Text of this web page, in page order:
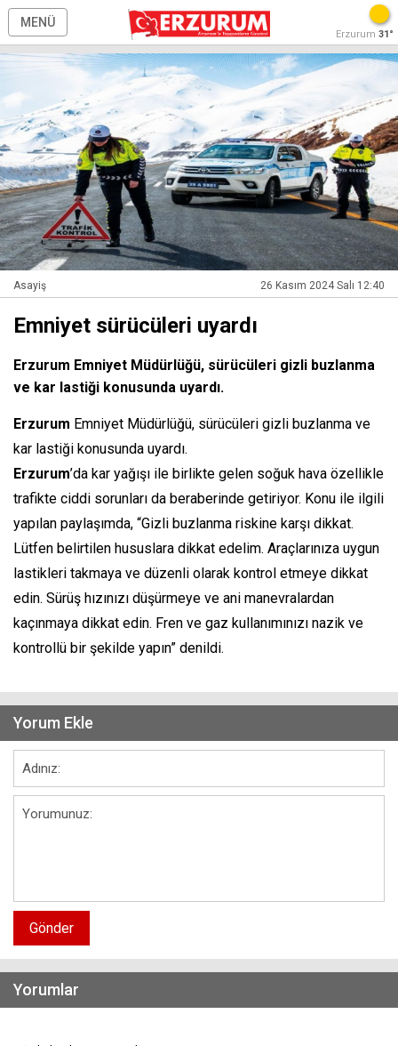
MENÜ
Erzurum 31°
Asayiş 26 Kasım 2024 Salı 12:40
Emniyet sürücüleri uyardı
Erzurum Emniyet Müdürlüğü, sürücüleri gizli buzlanma
ve kar lastiği konusunda uyardı.
Erzurum Emniyet Müdürlüğü, sürücüleri gizli buzlanma ve
kar lastiği konusunda uyardı.
Erzurum’da kar yağışı ile birlikte gelen soğuk hava özellikle
trafikte ciddi sorunları da beraberinde getiriyor. Konu ile ilgili
yapılan paylaşımda, “Gizli buzlanma riskine karşı dikkat.
Lütfen belirtilen hususlara dikkat edelim. Araçlarınıza uygun
lastikleri takmaya ve düzenli olarak kontrol etmeye dikkat
edin. Sürüş hızınızı düşürmeye ve ani manevralardan
kaçınmaya dikkat edin. Fren ve gaz kullanımınızı nazik ve
kontrollü bir şekilde yapın” denildi.
Yorum Ekle
Gönder
Yorumlar